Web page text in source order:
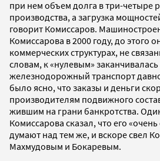
при нем объем долга в три-четыре
производства, а загрузка
говорит Комиссаров.
Комиссарова в 2000 году, до этого
коммерческих структурах, не
словам, к «нулевым»
железнодорожный транспорт
было ясно, что заказы и деньги
производителям подвижного
жившим на грани банкротства.
Комиссарова сказал, что его
думают над тем же, и вскоре свел
Махмудовым и Бокаревым.